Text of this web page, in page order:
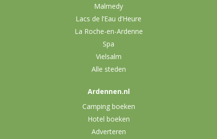
Malmedy
Lacs de l’Eau d’Heure
La Roche-en-Ardenne
Spa
Vielsalm
Alle steden
Ardennen.nl
Camping boeken
Hotel boeken
Adverteren